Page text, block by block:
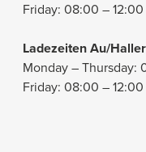
Friday: 08:00 – 12:00
Ladezeiten Au/
Monday – Thursday:
Friday: 08:00 – 12:00